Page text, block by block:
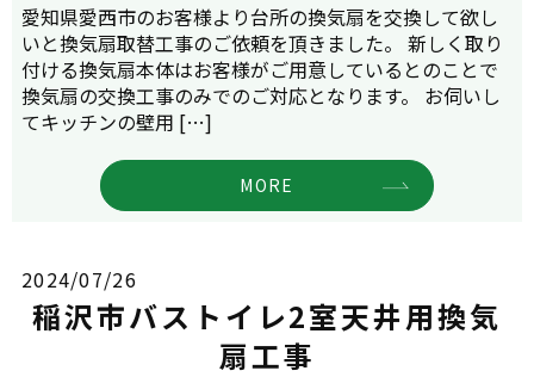
愛知県愛西市のお客様より台所の換気扇を交換して欲し
いと換気扇取替工事のご依頼を頂きました。 新しく取り
付ける換気扇本体はお客様がご用意しているとのことで
換気扇の交換工事のみでのご対応となります。 お伺いし
てキッチンの壁用 […]
MORE
2024/07/26
稲沢市バストイレ2室天井用換気
扇工事